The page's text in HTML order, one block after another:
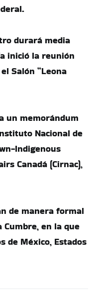
durará media
inició la reunión
Salón “Leona
un memorándum
Nacional de
Indigenous
Canadá (Cirnac),
de manera formal
en la que
de México, Estados